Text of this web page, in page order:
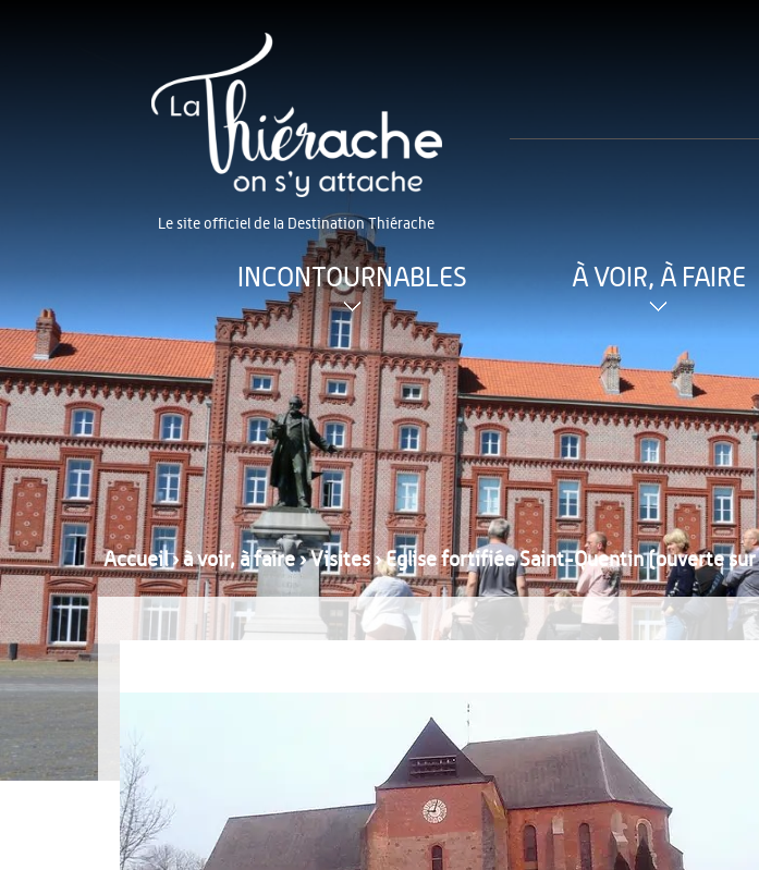
Le site officiel de la Destination Thiérache
INCONTOURNABLES À VOIR, À FAIRE
Accueil›à voir, à faire›Visites›Eglise fortifiée Saint-Quentin (ouverte sur